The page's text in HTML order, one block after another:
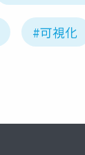
#可視化